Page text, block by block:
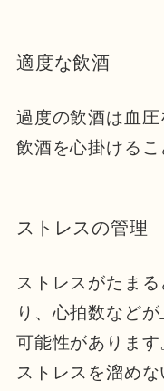
適度な飲酒
過度の飲酒は血
飲酒を心掛けるこ
ストレスの管理
ストレスがたま
り、心拍数など
可能性があります
ストレスを溜め